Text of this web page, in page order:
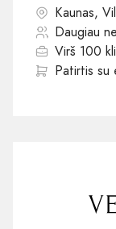
Kaunas,
Daugiau
Virš 100
Patirtis su